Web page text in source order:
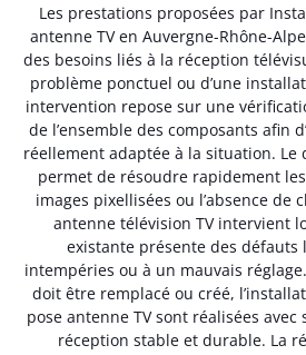
Les prestations proposées par
antenne TV en Auvergne-Rhône-
des besoins liés à la réception
problème ponctuel ou d’une
intervention repose sur une
de l’ensemble des composants afin
réellement adaptée à la situation. Le
permet de résoudre rapidement
images pixellisées ou l’absence de
antenne télévision TV intervient
existante présente des défauts
intempéries ou à un mauvais
doit être remplacé ou créé,
pose antenne TV sont réalisées avec
réception stable et durable. La